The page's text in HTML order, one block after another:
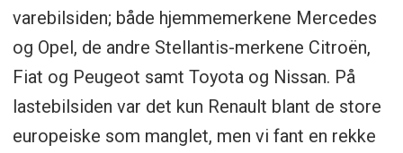
varebilsiden; både hjemmemerkene Mercedes
og Opel, de andre Stellantis-merkene Citroën,
Fiat og Peugeot samt Toyota og Nissan. På
lastebilsiden var det kun Renault blant de store
europeiske som manglet, men vi fant en rekke